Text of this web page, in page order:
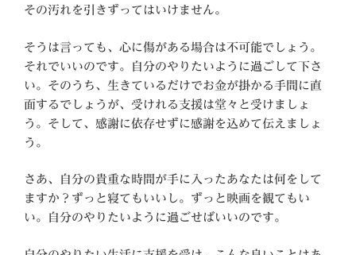
その汚れを引きずってはいけません。
そうは言っても、心に傷がある場合は不可能でしょう。
それでいいのです。自分のやりたいように過ごして下さ
い。そのうち、生きているだけでお金が掛かる手間に直
面するでしょうが、受けれる支援は堂々と受けましょ
う。そして、感謝に依存せずに感謝を込めて伝えましょ
う。
さあ、自分の貴重な時間が手に入ったあなたは何をして
ますか？ずっと寝てもいいし。ずっと映画を観てもい
い。自分のやりたいように過ごせばいいのです。